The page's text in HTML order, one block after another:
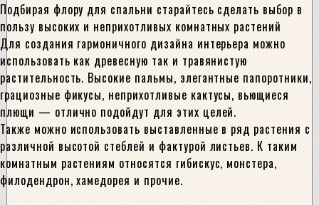
Подбирая флору для спальни старайтесь сделать выбор в
пользу высоких и неприхотливых комнатных растений
Для создания гармоничного дизайна интерьера можно
использовать как древесную так и травянистую
растительность. Высокие пальмы, элегантные папоротники,
грациозные фикусы, неприхотливые кактусы, вьющиеся
плющи — отлично подойдут для этих целей.
Также можно использовать выставленные в ряд растения с
различной высотой стеблей и фактурой листьев. К таким
комнатным растениям относятся гибискус, монстера,
филодендрон, хамедорея и прочие.